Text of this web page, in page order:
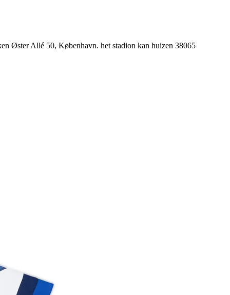
Øster Allé 50, København. het stadion kan huizen 38065